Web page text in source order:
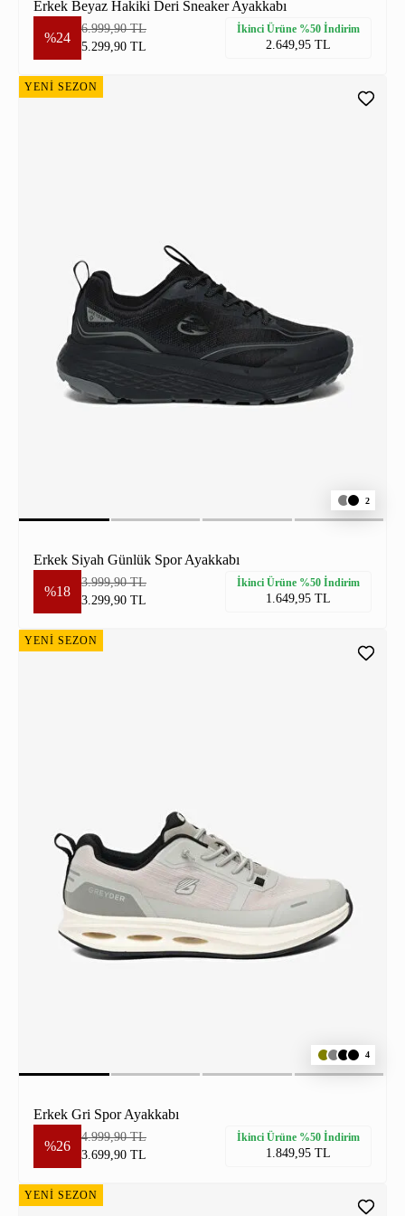
Erkek Beyaz Hakiki Deri Sneaker Ayakkabı
%24
6.999,90 TL
5.299,90 TL
İkinci Ürüne %50 İndirim
2.649,95 TL
YENİ SEZON
2
Erkek Siyah Günlük Spor Ayakkabı
%18
3.999,90 TL
3.299,90 TL
İkinci Ürüne %50 İndirim
1.649,95 TL
YENİ SEZON
4
Erkek Gri Spor Ayakkabı
%26
4.999,90 TL
3.699,90 TL
İkinci Ürüne %50 İndirim
1.849,95 TL
YENİ SEZON